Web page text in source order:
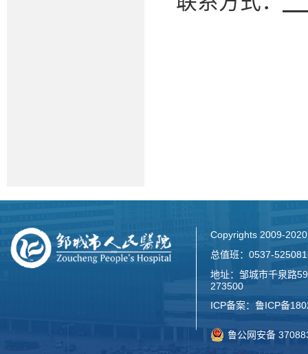
Copyrights 2009-
总值班：0537-
地址：邹城市千泉路
273500
ICP备案： 鲁ICP备
鲁公网安备